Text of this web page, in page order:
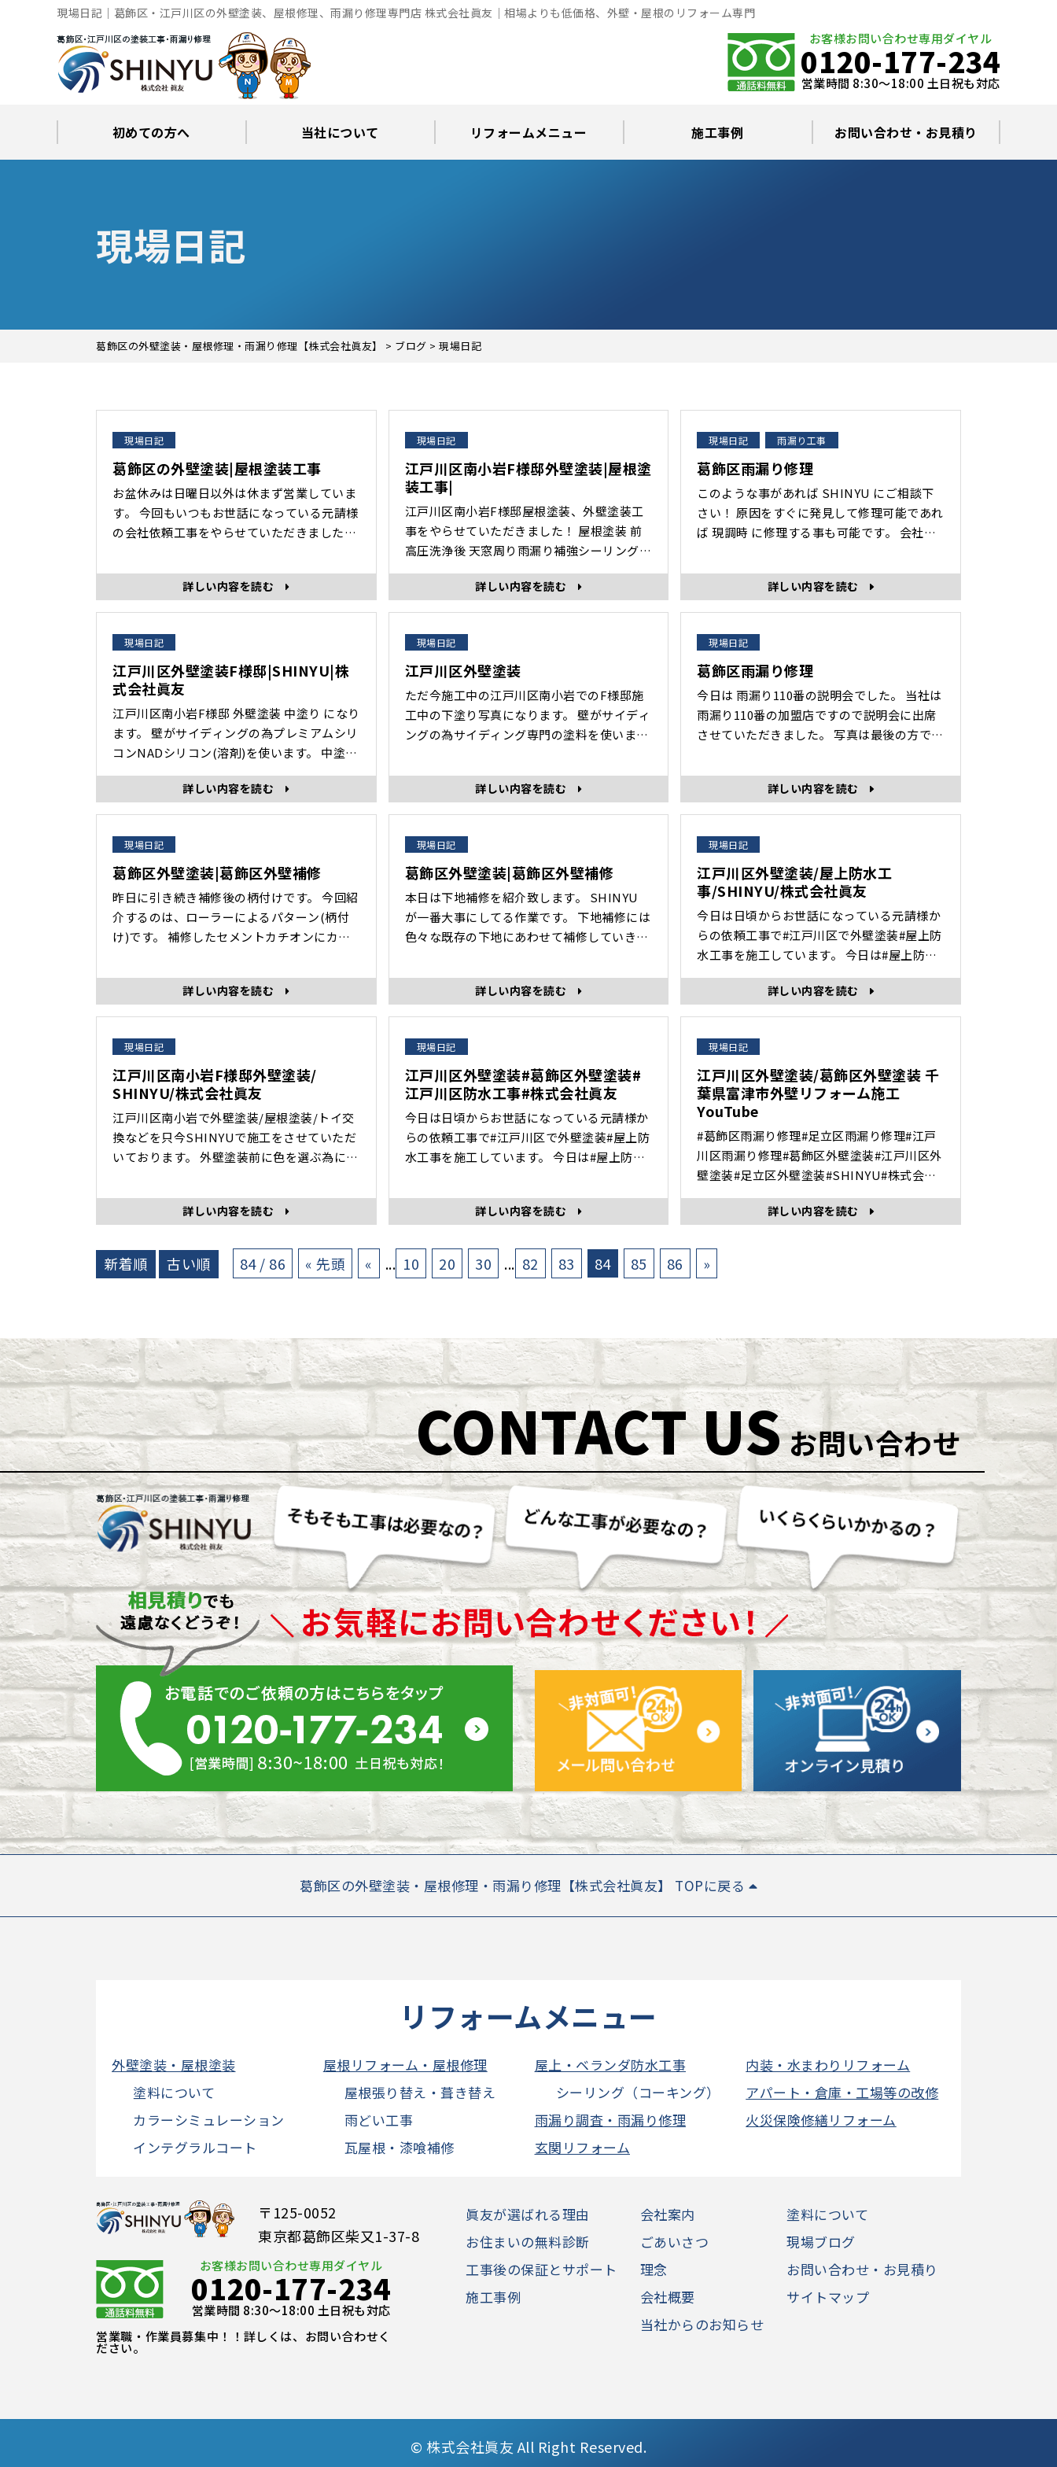
現場日記｜葛飾区・江戸川区の外壁塗装、屋根修理、雨漏り修理専門店 株式会社眞友｜相場よりも低価格、外壁・屋根のリフォーム専門
お客様お問い合わせ専用ダイヤル
0120-177-234
営業時間 8:30～18:00 土日祝も対応
初めての方へ 当社について リフォームメニュー 施工事例 お問い合わせ・お見積り
現場日記
葛飾区の外壁塗装・屋根修理・雨漏り修理【株式会社眞友】 > ブログ > 現場日記
現場日記
葛飾区の外壁塗装|屋根塗装工事
お盆休みは日曜日以外は休まず営業していま
す。 今回もいつもお世話になっている元請様
の会社依頼工事をやらせていただきました。
日本ペイント パーフェクトトップ 使用にな
らお任せください！ 当社の
#Instagram#Amebablog#YouTu･･･
詳しい内容を読む
現場日記
江戸川区南小岩F様邸外壁塗装|屋根塗
装工事|
江戸川区南小岩F様邸屋根塗装、外壁塗装工
事をやらせていただきました！ 屋根塗装 前
高圧洗浄後 天窓周り雨漏り補強シーリング
(コーキング) 棟板金(錆止め) 下塗りプライマ
ルーフSi(シリコン) 中塗り(2回目)完了です。
詳しい内容を読む
現場日記 雨漏り工事
葛飾区雨漏り修理
このような事があれば SHINYU にご相談下
さい！ 原因をすぐに発見して修理可能であれ
ば 現調時 に修理する事も可能です。 会社名
区柴又1-37-8 代表取締役 杉山 真史 創業年月
日 平成24年4月 フリーダイヤル 0120-177-
2･･･
詳しい内容を読む
現場日記
江戸川区外壁塗装F様邸|SHINYU|株
式会社眞友
江戸川区南小岩F様邸 外壁塗装 中塗り になり
ます。 壁がサイディングの為プレミアムシリ
コンNADシリコン(溶剤)を使います。 中塗り
の状態でもかなりの艶です！ 防水効果バツグ
す。 まだ中塗りの状態なのであと一回上塗り
ね！ プレミアムシリコンは1番･･･
詳しい内容を読む
現場日記
江戸川区外壁塗装
ただ今施工中の江戸川区南小岩でのF様邸施
工中の下塗り写真になります。 壁がサイディ
ングの為サイディング専門の塗料を使いま
埋まります。 次回は2回目の屋根塗装上塗り
をご紹介致します。総合リフォームのことな
らお任せください！ 当社の
#Instagram#Amebablog#YouTubeをご覧
いただき、誠にありがとうござ･･･
詳しい内容を読む
現場日記
葛飾区雨漏り修理
今日は 雨漏り110番の説明会でした。 当社は
雨漏り110番の加盟店ですので説明会に出席
させていただきました。 写真は最後の方です
いろいろ勉強になりました。 総合リフォーム
のことならお任せください！ 当社の
#Instagram#Amebablog#YouTubeをご覧
いただき、誠にありがとうございます。株式
会社眞友･･･
詳しい内容を読む
現場日記
葛飾区外壁塗装|葛飾区外壁補修
昨日に引き続き補修後の柄付けです。 今回紹
介するのは、ローラーによるパターン(柄付
け)です。 補修したセメントカチオンにカチ
パターンをつけると浮きが出たりすぐ剥がれ
る可能性があります。 セメントカチオンの上
に塗料を塗る場合必ずカチオンシーラーをや
らないといけません。 カチオンシーラー後ロ
ーラーによるパターン付けです。 ･･･
詳しい内容を読む
現場日記
葛飾区外壁塗装|葛飾区外壁補修
本日は下地補修を紹介致します。 SHINYU
が一番大事にしてる作業です。 下地補修には
色々な既存の下地にあわせて補修していきま
の仕上げのとこにコーキング材を塗る方や業
者もいますが、必ず外壁の補修にあった材料
を使って下さい。 材料を知らないで作業して
しまうと1年、2年で劣化する事もあります。
今回は既存がモルタルの場合の･･･
詳しい内容を読む
現場日記
江戸川区外壁塗装/屋上防水工
事/SHINYU/株式会社眞友
今日は日頃からお世話になっている元請様か
らの依頼工事で#江戸川区で外壁塗装#屋上防
水工事を施工しています。 今日は#屋上防水
工事をやりました。 続きです！！ 最終のト
ップコートになります。 完了写真になりま
す。 施工日数4日になります。 #葛飾区雨漏
理#葛飾区外壁塗装#江戸川区外壁塗装#足立
区外壁･･･
詳しい内容を読む
現場日記
江戸川区南小岩F様邸外壁塗装/
SHINYU/株式会社眞友
江戸川区南小岩で外壁塗装/屋根塗装/トイ交
換などを只今SHINYUで施工をさせていただ
いております。 外壁塗装前に色を選ぶ為に4
は塗装面がサイディングの為サイディング専
用の下地材をつかいます。 当社はココが違い
ライマーを 下塗りとして塗りますが当社おス
スメのオールプレミ･･･
詳しい内容を読む
現場日記
江戸川区外壁塗装#葛飾区外壁塗装#
江戸川区防水工事#株式会社眞友
今日は日頃からお世話になっている元請様か
らの依頼工事で#江戸川区で外壁塗装#屋上防
水工事を施工しています。 今日は#屋上防水
①高圧洗浄をして汚れやコケを落とし、下地
補修をしてから下塗りにはいります。 ②プラ
防水致します。 完･･･
詳しい内容を読む
現場日記
江戸川区外壁塗装/葛飾区外壁塗装 千
葉県富津市外壁リフォーム施工
YouTube
#葛飾区雨漏り修理#足立区雨漏り修理#江戸
川区雨漏り修理#葛飾区外壁塗装#江戸川区外
壁塗装#足立区外壁塗装#SHINYU#株式会社
眞友 #瓦屋根塗装#屋根塗装 総合リフォーム
のことならお任せください！ 当社の
りがとうございます。株式会社眞友は、東京
都内または近郊において、地域密着で「#塗
詳しい内容を読む
新着順 古い順 84 / 86 « 先頭 « ... 10 20 30 ... 82 83 84 85 86 »
CONTACT USお問い合わせ
葛飾区の外壁塗装・屋根修理・雨漏り修理【株式会社眞友】 TOPに戻る
リフォームメニュー
外壁塗装・屋根塗装
塗料について
カラーシミュレーション
インテグラルコート
屋根リフォーム・屋根修理
屋根張り替え・葺き替え
雨どい工事
瓦屋根・漆喰補修
屋上・ベランダ防水工事
シーリング（コーキング）
雨漏り調査・雨漏り修理
玄関リフォーム
内装・水まわりリフォーム
アパート・倉庫・工場等の改修
火災保険修繕リフォーム
〒125-0052
東京都葛飾区柴又1-37-8
お客様お問い合わせ専用ダイヤル
0120-177-234
営業時間 8:30～18:00 土日祝も対応
営業職・作業員募集中！！詳しくは、お問い合わせく
ださい。
眞友が選ばれる理由
お住まいの無料診断
工事後の保証とサポート
施工事例
会社案内
ごあいさつ
理念
会社概要
当社からのお知らせ
塗料について
現場ブログ
お問い合わせ・お見積り
サイトマップ
© 株式会社眞友 All Right Reserved.